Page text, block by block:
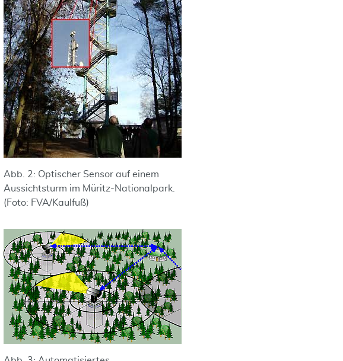
Abb. 2: Optischer Sensor auf einem
Aussichtsturm im Müritz-Nationalpark.
(Foto: FVA/Kaulfuß)